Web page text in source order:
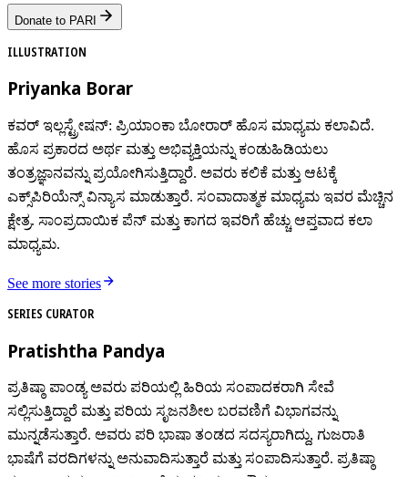
Donate to PARI
ILLUSTRATION
Priyanka Borar
ಕವರ್ ಇಲ್ಲಸ್ಟ್ರೇಷನ್: ಪ್ರಿಯಾಂಕಾ ಬೋರಾರ್ ಹೊಸ ಮಾಧ್ಯಮ ಕಲಾವಿದೆ.
ಹೊಸ ಪ್ರಕಾರದ ಅರ್ಥ ಮತ್ತು ಅಭಿವ್ಯಕ್ತಿಯನ್ನು ಕಂಡುಹಿಡಿಯಲು
ತಂತ್ರಜ್ಞಾನವನ್ನು ಪ್ರಯೋಗಿಸುತ್ತಿದ್ದಾರೆ. ಅವರು ಕಲಿಕೆ ಮತ್ತು ಆಟಕ್ಕೆ
ಎಕ್ಸ್‌ಪಿರಿಯೆನ್ಸ್ ವಿನ್ಯಾಸ‌ ಮಾಡುತ್ತಾರೆ. ಸಂವಾದಾತ್ಮಕ ಮಾಧ್ಯಮ ಇವರ ಮೆಚ್ಚಿನ
ಕ್ಷೇತ್ರ. ಸಾಂಪ್ರದಾಯಿಕ ಪೆನ್ ಮತ್ತು ಕಾಗದ ಇವರಿಗೆ ಹೆಚ್ಚು ಆಪ್ತವಾದ ಕಲಾ
ಮಾಧ್ಯಮ.
See more stories
SERIES CURATOR
Pratishtha Pandya
ಪ್ರತಿಷ್ಠಾ ಪಾಂಡ್ಯ ಅವರು ಪರಿಯಲ್ಲಿ ಹಿರಿಯ ಸಂಪಾದಕರಾಗಿ ಸೇವೆ
ಸಲ್ಲಿಸುತ್ತಿದ್ದಾರೆ ಮತ್ತು ಪರಿಯ ಸೃಜನಶೀಲ ಬರವಣಿಗೆ ವಿಭಾಗವನ್ನು
ಮುನ್ನಡೆಸುತ್ತಾರೆ. ಅವರು ಪರಿ ಭಾಷಾ ತಂಡದ ಸದಸ್ಯರಾಗಿದ್ದು, ಗುಜರಾತಿ
ಭಾಷೆಗೆ ವರದಿಗಳನ್ನು ಅನುವಾದಿಸುತ್ತಾರೆ ಮತ್ತು ಸಂಪಾದಿಸುತ್ತಾರೆ. ಪ್ರತಿಷ್ಠಾ